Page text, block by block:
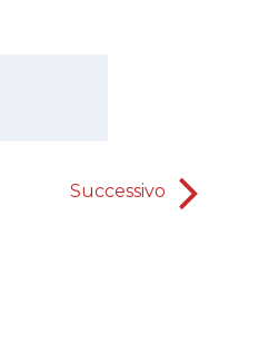
Successivo
sono già